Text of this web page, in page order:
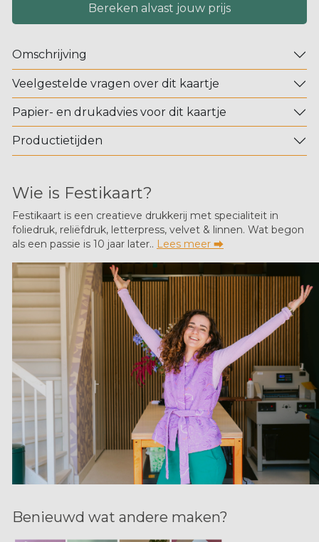
Bereken alvast jouw prijs
Omschrijving
Veelgestelde vragen over dit kaartje
Papier- en drukadvies voor dit kaartje
Productietijden
Wie is Festikaart?
Festikaart is een creatieve drukkerij met specialiteit in
foliedruk, reliëfdruk, letterpress, velvet & linnen. Wat begon
als een passie is 10 jaar later.. Lees meer ⮕
Benieuwd wat andere maken?